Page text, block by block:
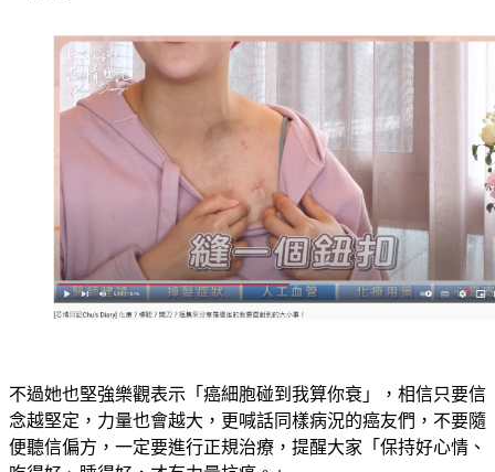
不過她也堅強樂觀表示「癌細胞碰到我算你衰」，相信只要信
念越堅定，力量也會越大，更喊話同樣病況的癌友們，不要隨
便聽信偏方，一定要進行正規治療，提醒大家「保持好心情、